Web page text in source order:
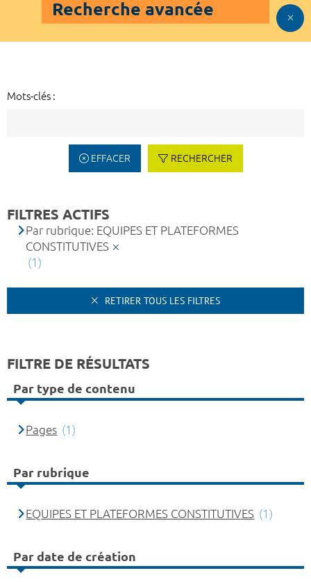
Recherche avancée
Mots-clés :
EFFACER RECHERCHER
FILTRES ACTIFS
Par rubrique: EQUIPES ET PLATEFORMES
CONSTITUTIVES
(1)
RETIRER TOUS LES FILTRES
FILTRE DE RÉSULTATS
Par type de contenu
Pages (1)
Par rubrique
EQUIPES ET PLATEFORMES CONSTITUTIVES (1)
Par date de création